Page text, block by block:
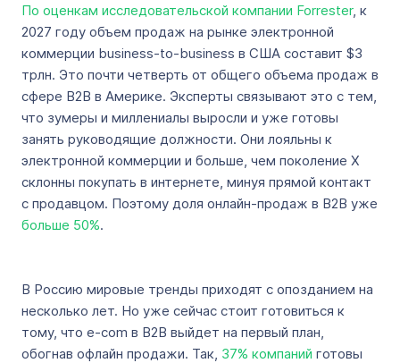
По оценкам исследовательской компании Forrester, к
2027 году объем продаж на рынке электронной
коммерции business-to-business в США составит $3
трлн. Это почти четверть от общего объема продаж в
сфере B2B в Америке. Эксперты связывают это с тем,
что зумеры и миллениалы выросли и уже готовы
занять руководящие должности. Они лояльны к
электронной коммерции и больше, чем поколение X
склонны покупать в интернете, минуя прямой контакт
с продавцом. Поэтому доля онлайн-продаж в B2B уже
больше 50%.
В Россию мировые тренды приходят с опозданием на
несколько лет. Но уже сейчас стоит готовиться к
тому, что e-com в B2B выйдет на первый план,
обогнав офлайн продажи. Так, 37% компаний готовы